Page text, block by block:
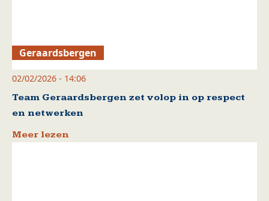
Geraardsbergen
02/02/2026 - 14:06
Team Geraardsbergen zet volop in op respect
en netwerken
Meer lezen